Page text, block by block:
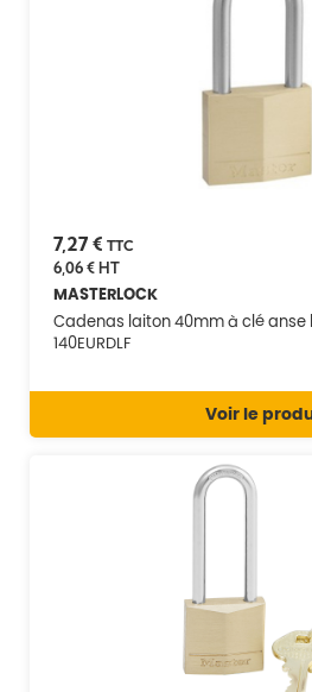
7,27 € TTC
6,06 €HT
MASTERLOCK
Cadenas laiton 40mm à clé anse
140EURDLF
Voir le